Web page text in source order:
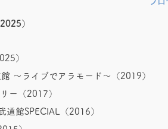
）
）
～ライブでアラモード～（2019）
ー（2017）
館SPECIAL（2016）